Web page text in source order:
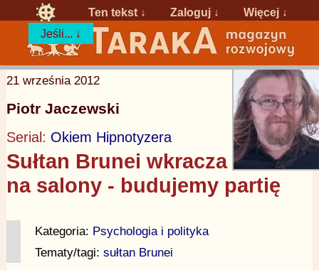
Ten tekst ↓ Zaloguj ↓
Więcej ↓
Jeśli... ↓
21 września 2012
Piotr Jaczewski
Serial: Okiem Hipnotyzera
Sułtan Brunei wkracza
na salony - budujemy partię
Kategoria: Psychologia i polityka
Tematy/tagi: sułtan Brunei